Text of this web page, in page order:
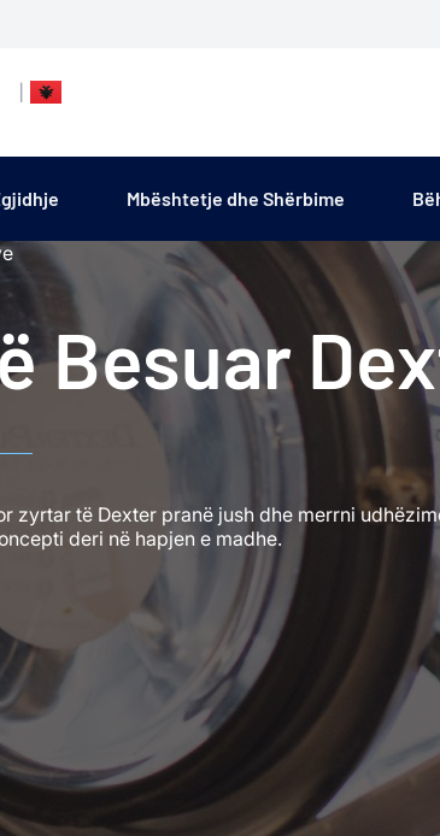
|
Mbështetje dhe Shërbime
Besuar
zyrtar të Dexter pranë jush dhe merrni
deri në hapjen e madhe.